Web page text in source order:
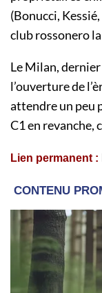
(Bonucci,
club rossonero
Le Milan,
l’ouverture de
attendre un peu
C1 en revanche,
Lien permanent :